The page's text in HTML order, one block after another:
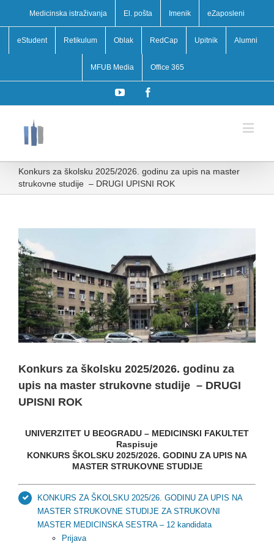
Medicinska istraživanja El. pošta Imenik eZaposleni
eStudent Retikulum Oblak RedCap Upitnik Alumni
MFUB Media Office 365
YouTube
Konkurs za školsku 2025/⁠2026. godinu za upis na master
strukovne studije – DRUGI UPISNI ROK
Larger
Image
Konkurs za školsku 2025/⁠2026. godinu za
upis na master strukovne studije – DRUGI
UPISNI ROK
UNIVERZITET U BEOGRADU – MEDICINSKI FAKULTET
Raspisuje
KONKURS ŠKOLSKU 2025/⁠2026. GODINU ZA UPIS NA
MASTER STRUKOVNE STUDIJE
KONKURS ZA ŠKOLSKU 2025/26. GODINU ZA UPIS NA
MASTER STRUKOVNE STUDIJE ZA STRUKOVNI
MASTER MEDICINSKA SESTRA – 12 kandidata
Prijava